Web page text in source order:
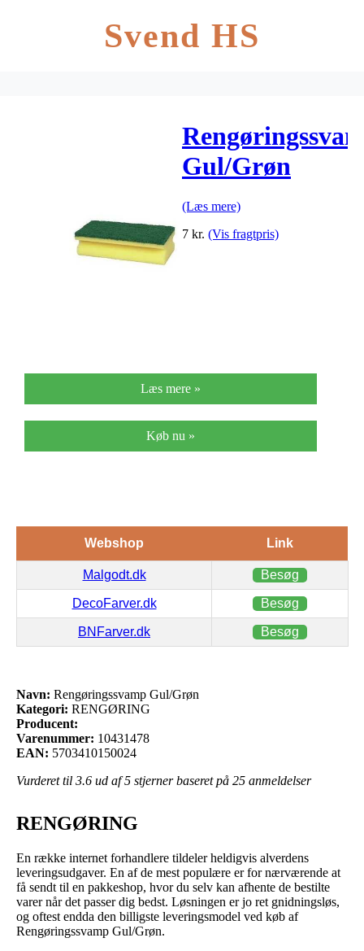
Svend HS
Gul/Grøn
(Læs mere)
7 kr. (Vis fragtpris)
Læs mere »
Køb nu »
Webshop Link
Malgodt.dk Besøg
DecoFarver.dk Besøg
BNFarver.dk Besøg
Navn: Rengøringssvamp Gul/Grøn
Kategori: RENGØRING
Producent:
Varenummer: 10431478
EAN: 5703410150024
Vurderet til 3.6 ud af 5 stjerner baseret på 25 anmeldelser
RENGØRING
En række internet forhandlere tildeler heldigvis alverdens
leveringsudgaver. En af de mest populære er for nærværende at
få sendt til en pakkeshop, hvor du selv kan afhente de bestilte
varer når det passer dig bedst. Løsningen er jo ret gnidningsløs,
og oftest endda den billigste leveringsmodel ved køb af
Rengøringssvamp Gul/Grøn.